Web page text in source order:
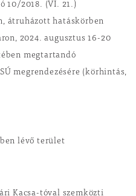
10/2018. (VI. 21.)
átruházott hatáskörben
2024. augusztus 16-20
megtartandó
megrendezésére (körhintás,
lévő terület
Kacsa-tóval szemközti